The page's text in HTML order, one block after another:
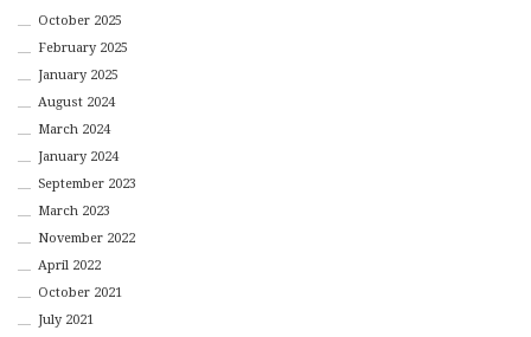
October 2025
February 2025
January 2025
August 2024
March 2024
January 2024
September 2023
March 2023
November 2022
April 2022
October 2021
July 2021